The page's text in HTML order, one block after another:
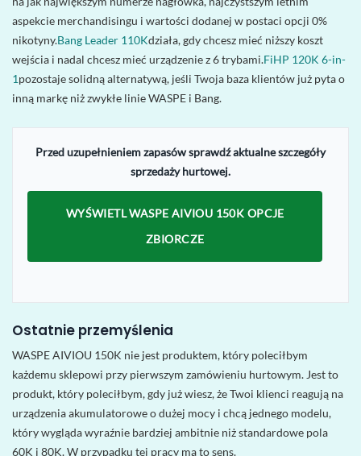
aspekcie merchandisingu i wartości dodanej w postaci opcji 0%
nikotyny.Bang Leader 110Kdziała, gdy chcesz mieć niższy koszt
wejścia i nadal chcesz mieć urządzenie z 6 trybami.FiHP 120K 6-in-
1pozostaje solidną alternatywą, jeśli Twoja baza klientów już pyta o
inną markę niż zwykłe linie WASPE i Bang.
Przed uzupełnieniem zapasów sprawdź aktualne szczegóły
sprzedaży hurtowej.
WYŚWIETL WASPE AIVIOU 150K OPCJE
ZBIORCZE
Ostatnie przemyślenia
WASPE AIVIOU 150K nie jest produktem, który poleciłbym
każdemu sklepowi przy pierwszym zamówieniu hurtowym. Jest to
produkt, który poleciłbym, gdy już wiesz, że Twoi klienci reagują na
urządzenia akumulatorowe o dużej mocy i chcą jednego modelu,
który wygląda wyraźnie bardziej ambitnie niż standardowe pola
60K i 80K. W przypadku tej pracy ma to sens.